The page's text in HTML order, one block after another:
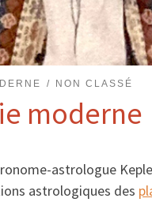
NON CLASSÉ
moderne
astrologue
astrologiques des